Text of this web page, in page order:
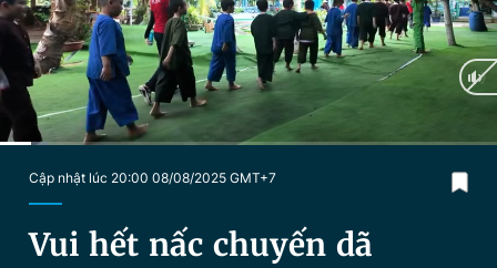
Chuyên mục khác
Chào ngày mới Tin 24h
Video Magazine
Tin đã lưu
Tin đã xem
Đăng xuất
Cập nhật lúc 20:00 08/08/2025 GMT+7
Vui hết nấc chuyến dã